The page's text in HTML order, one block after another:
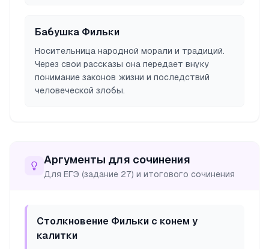
Бабушка Фильки
Носительница народной морали и традиций.
Через свои рассказы она передает внуку
понимание законов жизни и последствий
человеческой злобы.
Аргументы для сочинения
Для ЕГЭ (задание 27) и итогового сочинения
Столкновение Фильки с конем у
калитки